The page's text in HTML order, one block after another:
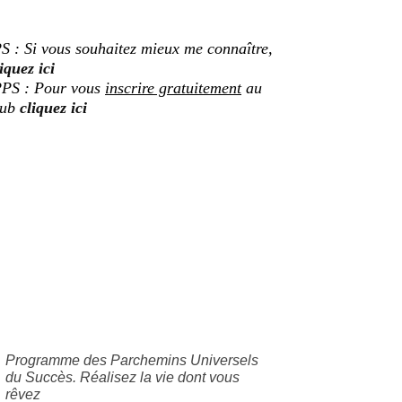
: Si vous souhaitez mieux me connaître,
ici
: Pour vous inscrire gratuitementau
cliquez ici
Programme des Parchemins Universels
du Succès. Réalisez la vie dont vous
rêvez